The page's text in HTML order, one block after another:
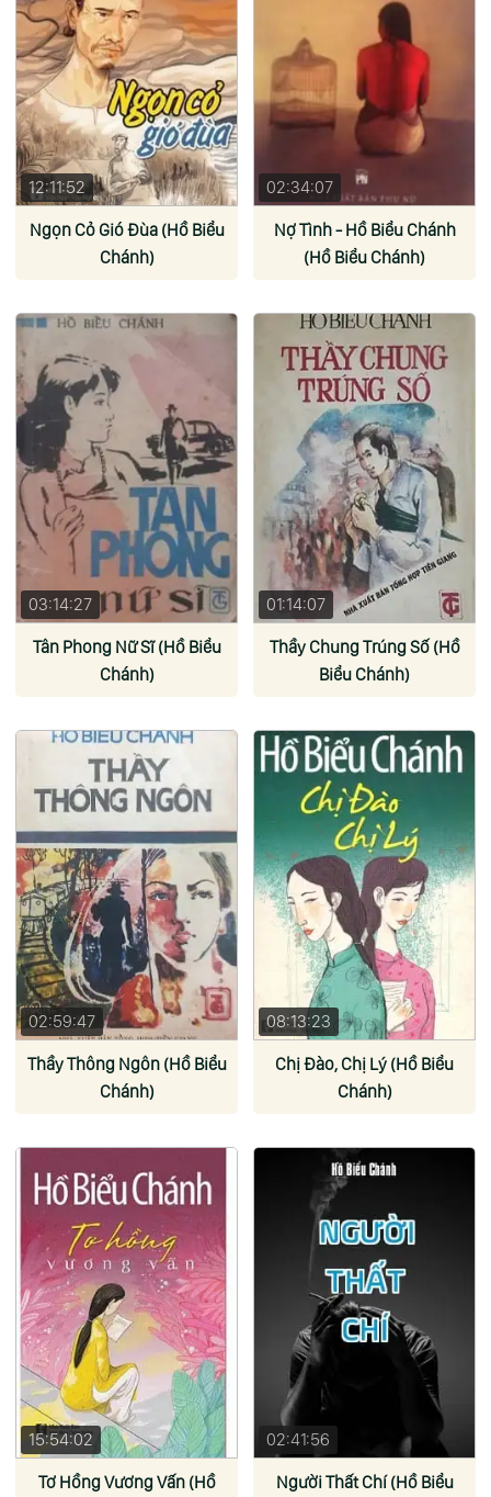
12:11:52
Ngọn Cỏ Gió Đùa (Hồ Biểu
Chánh)
02:34:07
Nợ Tình - Hồ Biểu Chánh
(Hồ Biểu Chánh)
03:14:27
Tân Phong Nữ Sĩ (Hồ Biểu
Chánh)
01:14:07
Thầy Chung Trúng Số (Hồ
Biểu Chánh)
02:59:47
Thầy Thông Ngôn (Hồ Biểu
Chánh)
08:13:23
Chị Đào, Chị Lý (Hồ Biểu
Chánh)
15:54:02
Tơ Hồng Vương Vấn (Hồ
02:41:56
Người Thất Chí (Hồ Biểu